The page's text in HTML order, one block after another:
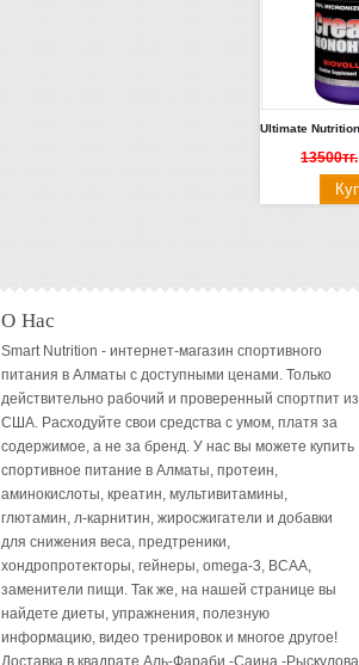
13500тг.
О Нас
Smart Nutrition - интернет-магазин спортивного
питания в Алматы с доступными ценами. Только
действительно рабочий и проверенный спортпит из
США. Расходуйте свои средства с умом, платя за
содержимое, а не за бренд. У нас вы можете купить
спортивное питание в Алматы, протеин,
аминокислоты, креатин, мультивитамины,
глютамин, л-карнитин, жиросжигатели и добавки
для снижения веса, предтреники,
хондропротекторы, гейнеры, omega-3, BCAA,
заменители пищи. Так же, на нашей странице вы
найдете диеты, упражнения, полезную
информацию, видео тренировок и многое другое!
Доставка в квадрате Аль-Фараби -Саина -Рыскулова